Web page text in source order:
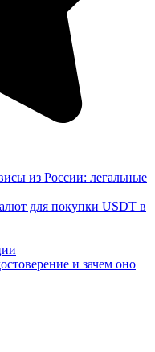
из России: легальные
для покупки USDT в
и зачем оно